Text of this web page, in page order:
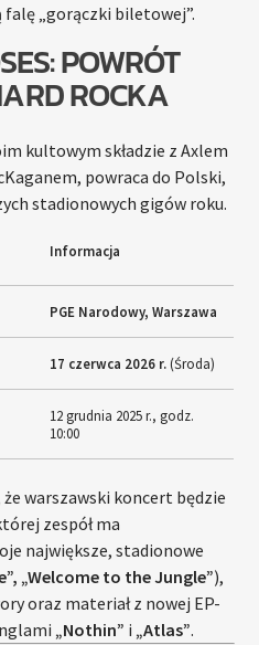
„gorączki biletowej”.
POWRÓT
ROCKA
kultowym składzie z Axlem
powraca do Polski,
stadionowych gigów roku.
Informacja
PGE Narodowy, Warszawa
17 czerwca 2026 r.(Środa)
12 grudnia 2025 r., godz.
10:00
warszawski koncert będzie
zespół ma
największe, stadionowe
„Welcome to the Jungle”),
oraz materiał z nowej EP-
„Nothin” i „Atlas”.